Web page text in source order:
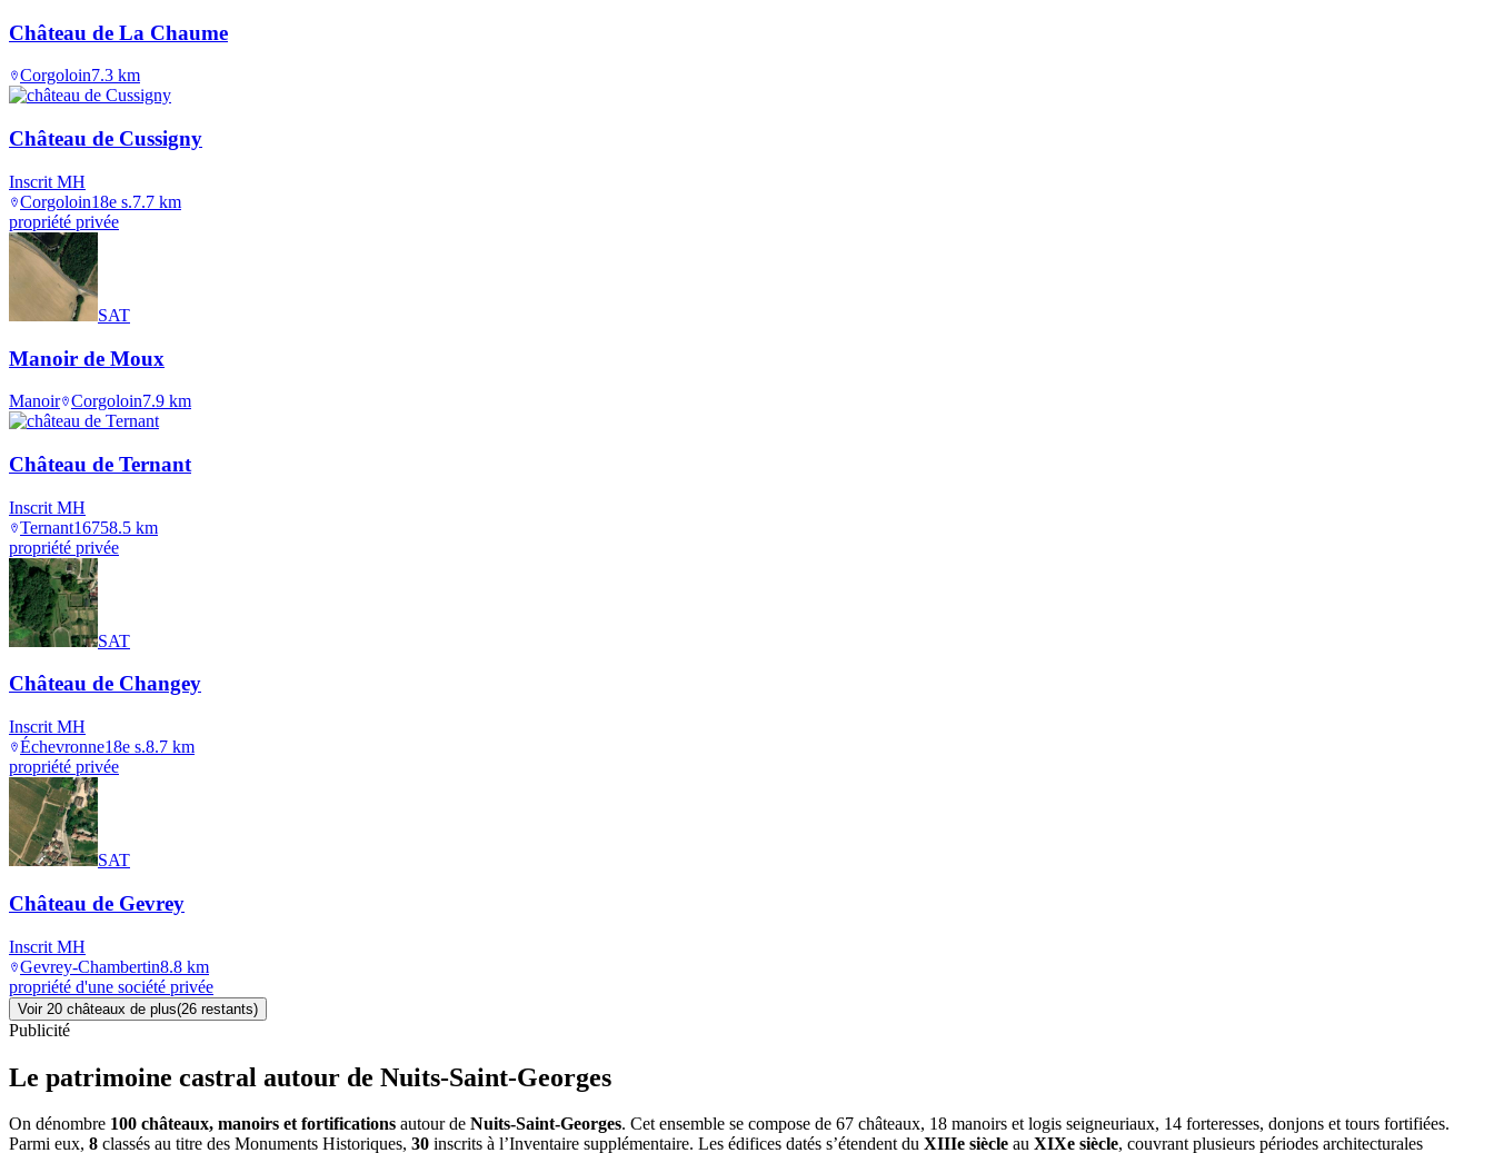
Château de La Chaume
Corgoloin7.3 km
Château de Cussigny
Inscrit MH
Corgoloin18e s.7.7 km
propriété privée
SAT
Manoir de Moux
Manoir Corgoloin7.9 km
Château de Ternant
Inscrit MH
Ternant16758.5 km
propriété privée
SAT
Château de Changey
Inscrit MH
Échevronne18e s.8.7 km
propriété privée
SAT
Château de Gevrey
Inscrit MH
Gevrey-Chambertin8.8 km
propriété d'une société privée
Voir 20 châteaux de plus(26 restants)
Publicité
Le patrimoine castral autour de Nuits-Saint-Georges
On dénombre 100 châteaux, manoirs et fortifications autour de Nuits-Saint-Georges. Cet ensemble se compose de 67 châteaux, 18 manoirs et logis seigneuriaux, 14 forteresses, donjons et tours fortifiées.
Parmi eux, 8 classés au titre des Monuments Historiques, 30 inscrits à l’Inventaire supplémentaire. Les édifices datés s’étendent du XIIIe siècle au XIXe siècle, couvrant plusieurs périodes architecturales